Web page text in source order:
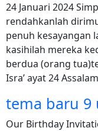
24 Januari 2024
rendahkanlah
penuh kesayangan
kasihilah mereka
berdua (orang
Isra’ ayat 24
tema baru 9
Our Birthday